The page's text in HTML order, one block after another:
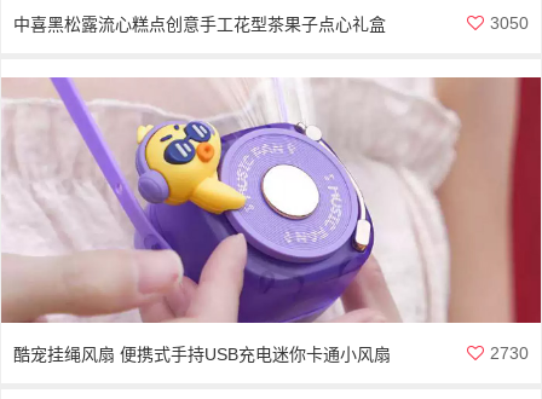
中喜黑松露流心糕点创意手工花型茶果子点心礼盒 3050
酷宠挂绳风扇 便携式手持USB充电迷你卡通小风扇 2730